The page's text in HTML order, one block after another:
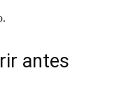
antes